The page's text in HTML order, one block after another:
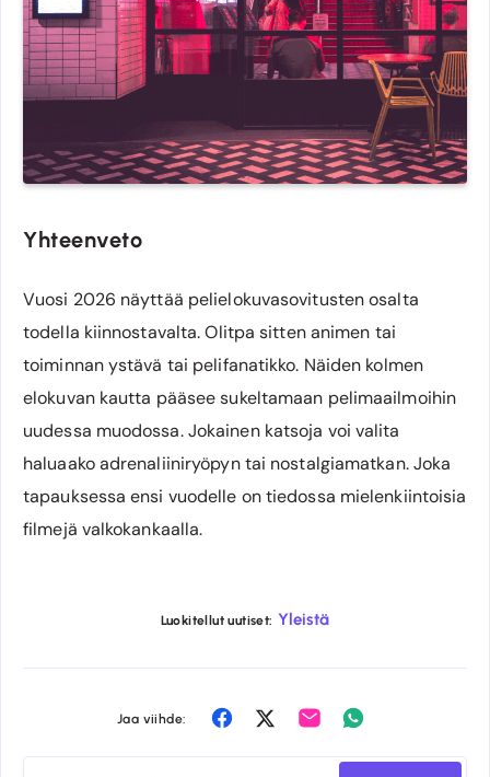
Yhteenveto
Vuosi 2026 näyttää pelielokuvasovitusten osalta
todella kiinnostavalta. Olitpa sitten animen tai
toiminnan ystävä tai pelifanatikko. Näiden kolmen
elokuvan kautta pääsee sukeltamaan pelimaailmoihin
uudessa muodossa. Jokainen katsoja voi valita
haluaako adrenaliiniryöpyn tai nostalgiamatkan. Joka
tapauksessa ensi vuodelle on tiedossa mielenkiintoisia
filmejä valkokankaalla.
Luokitellut uutiset: Yleistä
Jaa viihde:
Share Share Share